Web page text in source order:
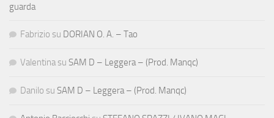
guarda
Fabrizio su DORIAN O. A. – Tao
Valentina su SAM D – Leggera – (Prod. Manqc)
Danilo su SAM D – Leggera – (Prod. Manqc)